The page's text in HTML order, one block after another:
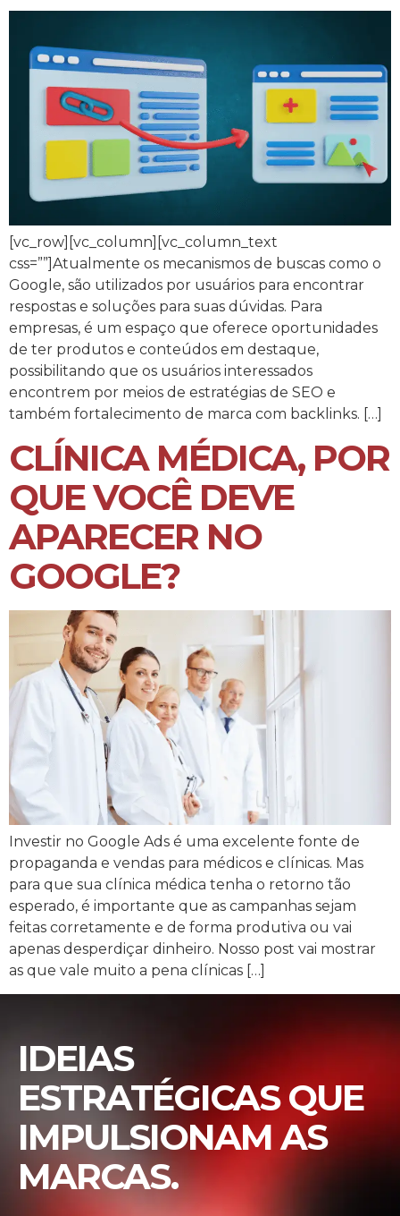
[vc_row][vc_column][vc_column_text
css=””]Atualmente os mecanismos de buscas como o
Google, são utilizados por usuários para encontrar
respostas e soluções para suas dúvidas. Para
empresas, é um espaço que oferece oportunidades
de ter produtos e conteúdos em destaque,
possibilitando que os usuários interessados
encontrem por meios de estratégias de SEO e
também fortalecimento de marca com backlinks. […]
CLÍNICA MÉDICA, POR
QUE VOCÊ DEVE
APARECER NO
GOOGLE?
Investir no Google Ads é uma excelente fonte de
propaganda e vendas para médicos e clínicas. Mas
para que sua clínica médica tenha o retorno tão
esperado, é importante que as campanhas sejam
feitas corretamente e de forma produtiva ou vai
apenas desperdiçar dinheiro. Nosso post vai mostrar
as que vale muito a pena clínicas […]
IDEIAS
ESTRATÉGICAS QUE
IMPULSIONAM AS
MARCAS.